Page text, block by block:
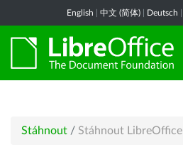
English 中文 (简体) Deutsch
Stáhnout / Stáhnout LibreOffice